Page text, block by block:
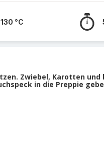
130 °C
Zwiebel, Karotten und
in die Preppie